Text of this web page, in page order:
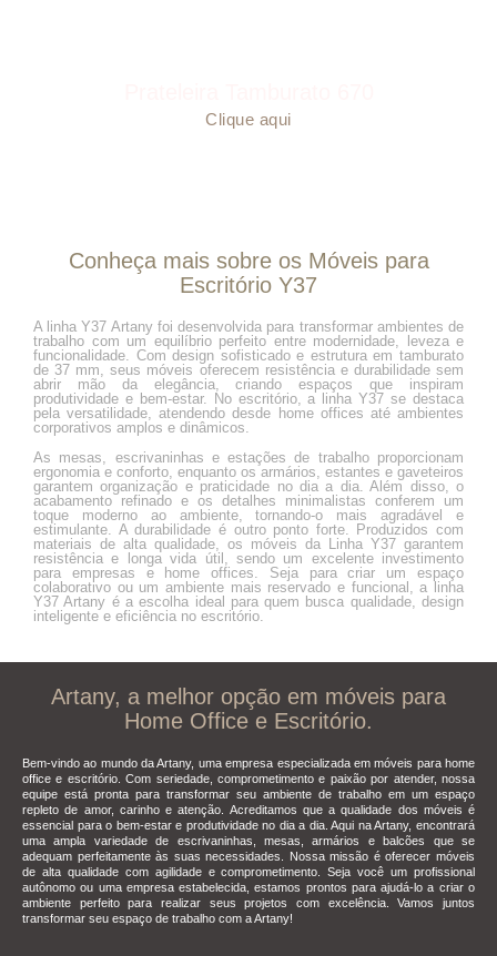
Clique aqui
Conheça mais sobre os Móveis para
Escritório Y37
A linha Y37 Artany foi desenvolvida para transformar ambientes de
trabalho com um equilíbrio perfeito entre modernidade, leveza e
funcionalidade. Com design sofisticado e estrutura em tamburato
de 37 mm, seus móveis oferecem resistência e durabilidade sem
abrir mão da elegância, criando espaços que inspiram
produtividade e bem-estar. No escritório, a linha Y37 se destaca
pela versatilidade, atendendo desde home offices até ambientes
corporativos amplos e dinâmicos.
As mesas, escrivaninhas e estações de trabalho proporcionam
ergonomia e conforto, enquanto os armários, estantes e gaveteiros
garantem organização e praticidade no dia a dia. Além disso, o
acabamento refinado e os detalhes minimalistas conferem um
toque moderno ao ambiente, tornando-o mais agradável e
estimulante. A durabilidade é outro ponto forte. Produzidos com
materiais de alta qualidade, os móveis da Linha Y37 garantem
resistência e longa vida útil, sendo um excelente investimento
para empresas e home offices. Seja para criar um espaço
colaborativo ou um ambiente mais reservado e funcional, a linha
Y37 Artany é a escolha ideal para quem busca qualidade, design
inteligente e eficiência no escritório.
Artany, a melhor opção em móveis para
Home Office e Escritório.
Bem-vindo ao mundo da Artany, uma empresa especializada em móveis para home
office e escritório. Com seriedade, comprometimento e paixão por atender, nossa
equipe está pronta para transformar seu ambiente de trabalho em um espaço
repleto de amor, carinho e atenção. Acreditamos que a qualidade dos móveis é
essencial para o bem-estar e produtividade no dia a dia. Aqui na Artany, encontrará
uma ampla variedade de escrivaninhas, mesas, armários e balcões que se
adequam perfeitamente às suas necessidades. Nossa missão é oferecer móveis
de alta qualidade com agilidade e comprometimento. Seja você um profissional
autônomo ou uma empresa estabelecida, estamos prontos para ajudá-lo a criar o
ambiente perfeito para realizar seus projetos com excelência. Vamos juntos
transformar seu espaço de trabalho com a Artany!